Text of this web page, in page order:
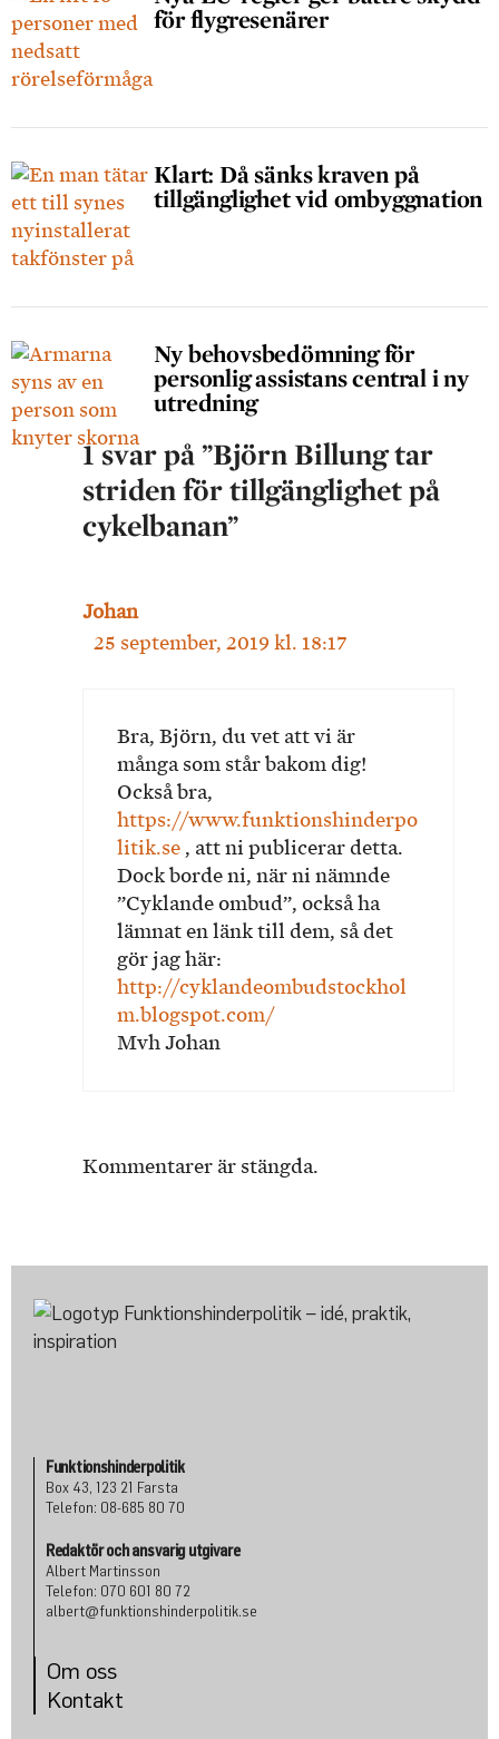
för flygresenärer
Klart: Då sänks kraven på
tillgänglighet vid ombyggnation
Ny behovsbedömning för
personlig assistans central i ny
utredning
1 svar på ”Björn Billung tar
striden för tillgänglighet på
cykelbanan”
Johan
25 september, 2019 kl. 18:17
Bra, Björn, du vet att vi är
många som står bakom dig!
Också bra,
https://www.funktionshinderpo
litik.se, att ni publicerar detta.
Dock borde ni, när ni nämnde
”Cyklande ombud”, också ha
lämnat en länk till dem, så det
gör jag här:
http://cyklandeombudstockhol
m.blogspot.com/
Mvh Johan
Kommentarer är stängda.
Funktionshinderpolitik
Box 43, 123 21 Farsta
Telefon: 08-685 80 70
Redaktör och ansvarig utgivare
Albert Martinsson
Telefon: 070 601 80 72
albert@funktionshinderpolitik.se
Om oss
Kontakt